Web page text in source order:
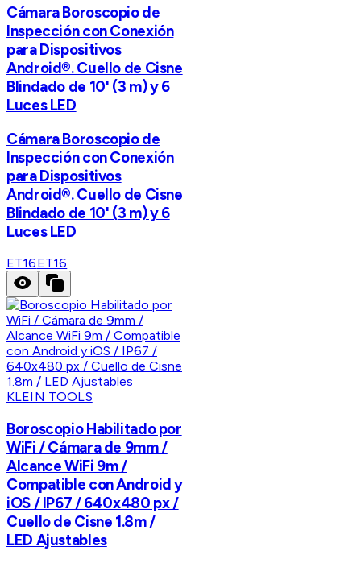
Cámara Boroscopio de
Inspección con Conexión
para Dispositivos
Android®. Cuello de Cisne
Blindado de 10' (3 m) y 6
Luces LED
Cámara Boroscopio de
Inspección con Conexión
para Dispositivos
Android®. Cuello de Cisne
Blindado de 10' (3 m) y 6
Luces LED
ET16ET16
KLEIN TOOLS
Boroscopio Habilitado por
WiFi / Cámara de 9mm /
Alcance WiFi 9m /
Compatible con Android y
iOS / IP67 / 640x480 px /
Cuello de Cisne 1.8m /
LED Ajustables